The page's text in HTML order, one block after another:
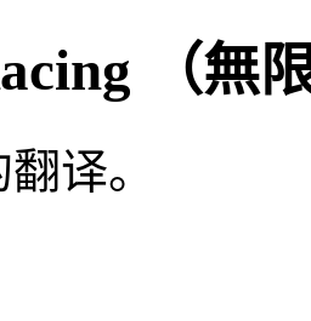
（無
译。